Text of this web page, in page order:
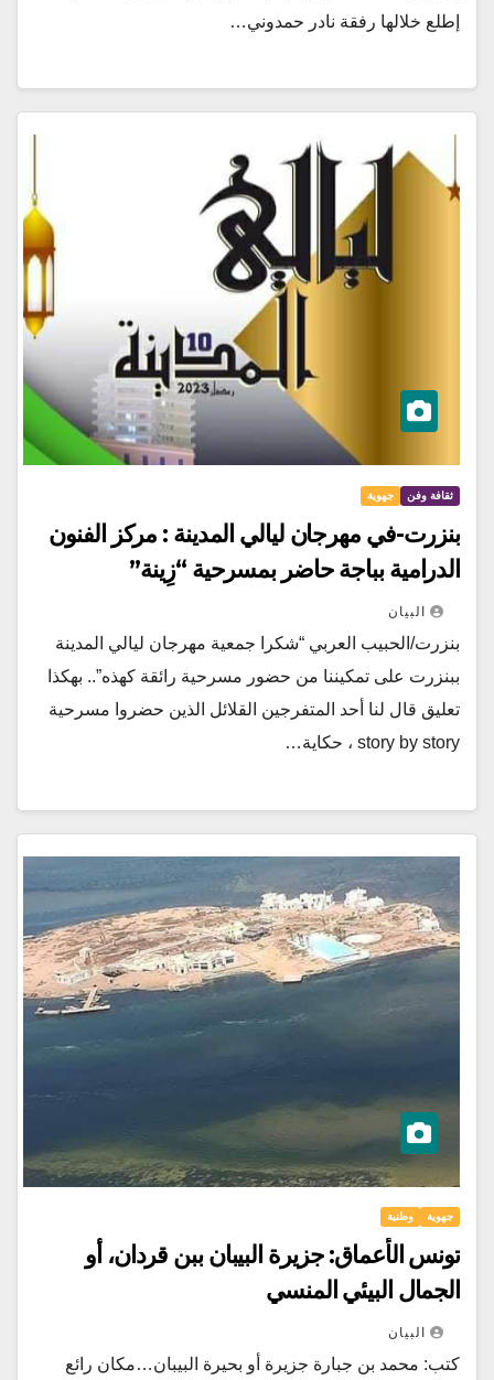
إطلع خلالها رفقة نادر حمدوني…
ثقافة وفن جهوية
بنزرت-في مهرجان ليالي المدينة : مركز الفنون
الدرامية بباجة حاضر بمسرحية “زِينة”
البيان
بنزرت/الحبيب العربي “شكرا جمعية مهرجان ليالي المدينة
ببنزرت على تمكيننا من حضور مسرحية رائقة كهذه”.. بهكذا
تعليق قال لنا أحد المتفرجين القلائل الذين حضروا مسرحية
story by story ، حكاية…
جهوية وطنية
تونس الأعماق: جزيرة البيبان ببن قردان، أو
الجمال البيئي المنسي
البيان
كتب: محمد بن جبارة جزيرة أو بحيرة البيبان…مكان رائع